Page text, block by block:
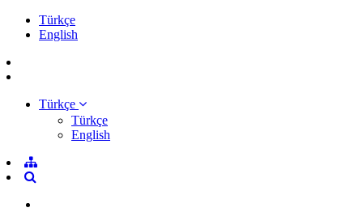
Türkçe
English
Türkçe
Türkçe
English